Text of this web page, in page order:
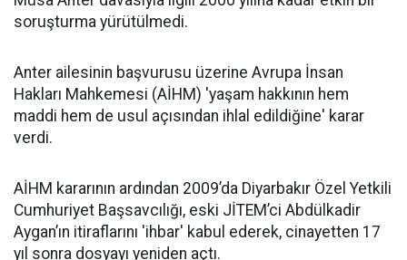
soruşturma yürütülmedi.
Anter ailesinin başvurusu üzerine Avrupa İnsan
Hakları Mahkemesi (AİHM) 'yaşam hakkının hem
maddi hem de usul açısından ihlal edildiğine' karar
verdi.
AİHM kararının ardından 2009’da Diyarbakır Özel Yetkili
Cumhuriyet Başsavcılığı, eski JİTEM’ci Abdülkadir
Aygan’ın itiraflarını 'ihbar' kabul ederek, cinayetten 17
yıl sonra dosyayı yeniden açtı.